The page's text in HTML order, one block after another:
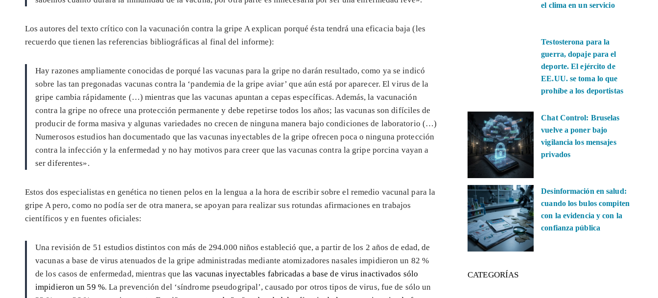
Los autores del texto crítico con la vacunación contra la gripe A explican porqué ésta tendrá una eficacia baja (les
recuerdo que tienen las referencias bibliográficas al final del informe):
Hay razones ampliamente conocidas de porqué las vacunas para la gripe no darán resultado, como ya se indicó
sobre las tan pregonadas vacunas contra la ‘pandemia de la gripe aviar’ que aún está por aparecer. El virus de la
gripe cambia rápidamente (…) mientras que las vacunas apuntan a cepas específicas. Además, la vacunación
contra la gripe no ofrece una protección permanente y debe repetirse todos los años; las vacunas son difíciles de
producir de forma masiva y algunas variedades no crecen de ninguna manera bajo condiciones de laboratorio (…)
Numerosos estudios han documentado que las vacunas inyectables de la gripe ofrecen poca o ninguna protección
contra la infección y la enfermedad y no hay motivos para creer que las vacunas contra la gripe porcina vayan a
ser diferentes».
Estos dos especialistas en genética no tienen pelos en la lengua a la hora de escribir sobre el remedio vacunal para la
gripe A pero, como no podía ser de otra manera, se apoyan para realizar sus rotundas afirmaciones en trabajos
científicos y en fuentes oficiales:
Una revisión de 51 estudios distintos con más de 294.000 niños estableció que, a partir de los 2 años de edad, de
vacunas a base de virus atenuados de la gripe administradas mediante atomizadores nasales impidieron un 82 %
de los casos de enfermedad, mientras quelas vacunas inyectables fabricadas a base de virus inactivados sólo
impidieron un 59 %. La prevención del ‘síndrome pseudogripal’, causado por otros tipos de virus, fue de sólo un
el clima en un servicio
Testosterona para la
guerra, dopaje para el
deporte. El ejército de
EE.UU. se toma lo que
prohíbe a los deportistas
Chat Control: Bruselas
vuelve a poner bajo
vigilancia los mensajes
privados
Desinformación en salud:
cuando los bulos compiten
con la evidencia y con la
confianza pública
CATEGORÍAS